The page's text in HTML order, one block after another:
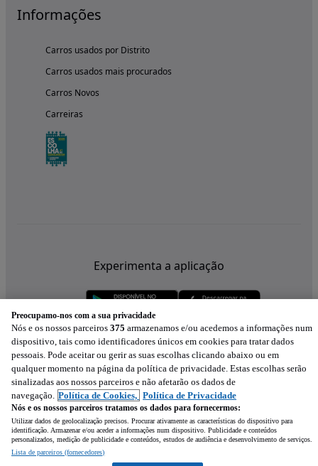
Informações
Carros usados por Distrito
Carros usados mais procurados
Carros Novos
Carreiras
Experimenta a aplicação
Preocupamo-nos com a sua privacidade
Nós e os nossos parceiros 375 armazenamos e/ou acedemos a informações num
dispositivo, tais como identificadores únicos em cookies para tratar dados
pessoais. Pode aceitar ou gerir as suas escolhas clicando abaixo ou em
qualquer momento na página da política de privacidade. Estas escolhas serão
sinalizadas aos nossos parceiros e não afetarão os dados de
navegação. Política de Cookies, Política de Privacidade
Nós e os nossos parceiros tratamos os dados para fornecermos:
Utilizar dados de geolocalização precisos. Procurar ativamente as características do dispositivo para
identificação. Armazenar e/ou aceder a informações num dispositivo. Publicidade e conteúdos
personalizados, medição de publicidade e conteúdos, estudos de audiência e desenvolvimento de serviços.
Lista de parceiros (fornecedores)